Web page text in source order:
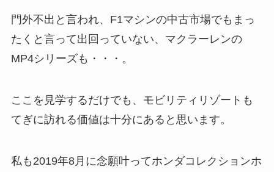
門外不出と言われ、F1マシンの中古市場でもまっ
たくと言って出回っていない、マクラーレンの
MP4シリーズも・・・。
ここを見学するだけでも、 モビリティリゾートも
てぎに訪れる価値は十分にあると思います。
私も2019年8月に念願叶ってホンダコレクションホ